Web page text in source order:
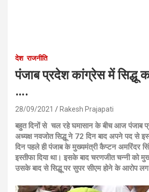
देश राजनीति
पंजाब प्रदेश कांग्रेस में सिद्धू
….
28/09/2021 Rakesh Prajapati
बहुत दिनों से चल रहे घमासान के बीच आज पंजाब
अध्यक्ष नवजोत सिद्धू ने 72 दिन बाद अपने पद से
दिन पहले ही पंजाब के मुख्यमंत्री कैप्टन अमरिंदर
इस्तीफा दिया था। इसके बाद चरणजीत चन्नी को
उसके बाद से सिद्धू पर सुपर सीएम होने के आरोप